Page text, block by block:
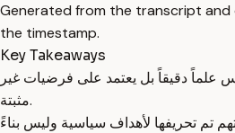
Generated from the transcript
the timestamp.
Key Takeaways
علماً دقيقاً بل يعتمد على فرضيات غير
مثبتة.
تم تحريفها لأهداف سياسية وليس بناءً